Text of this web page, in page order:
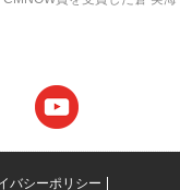
バシーポリシー